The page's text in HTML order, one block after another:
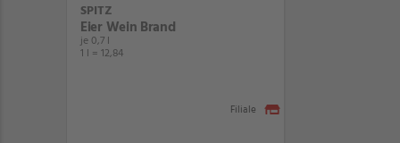
SPITZ
Eier Wein Brand
je 0,7 l
1 l = 12,84
Filiale